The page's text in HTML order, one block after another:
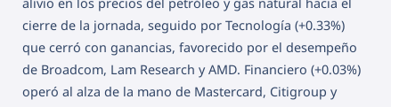
cierre de la jornada, seguido por Tecnología (+0.33%)
que cerró con ganancias, favorecido por el desempeño
de Broadcom, Lam Research y AMD. Financiero (+0.03%)
operó al alza de la mano de Mastercard, Citigroup y